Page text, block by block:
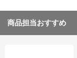
商品担当おすすめ